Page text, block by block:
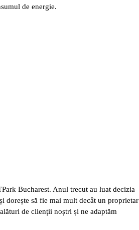
de energie.
Bucharest. Anul trecut au luat decizia
dorește să fie mai mult decât un proprietar
de clienții noștri și ne adaptăm